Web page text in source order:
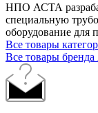
НПО АСТА
специальную
оборудование для
Все товары
Все товары